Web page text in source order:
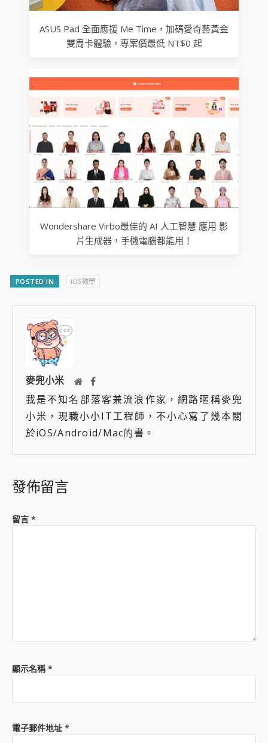
ASUS Pad 全面應援 Me Time，加碼愛奇藝黃金
雙周卡體驗，專案價最低 NT$0 起
Wondershare Virbo最佳的 AI 人工智慧 應用 影
片生成器，手機電腦都能用！
POSTED IN iOS教學
麥兜小米
我是不知名部落客兼流浪作家，網路暱稱麥兜
小米，現職小小IT工程師，不小心寫了幾本關
於iOS/Android/Mac的書。
發佈留言
留言 *
顯示名稱*
電子郵件地址 *